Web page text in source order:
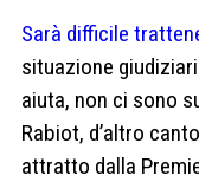
Sarà difficile
situazione
aiuta, non ci sono
Rabiot, d’altro
attratto dalla